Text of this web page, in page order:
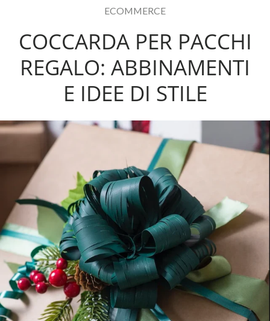
ECOMMERCE
COCCARDA PER PACCHI
REGALO: ABBINAMENTI
E IDEE DI STILE